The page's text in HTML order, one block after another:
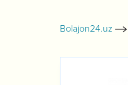
Bolajon24.uz